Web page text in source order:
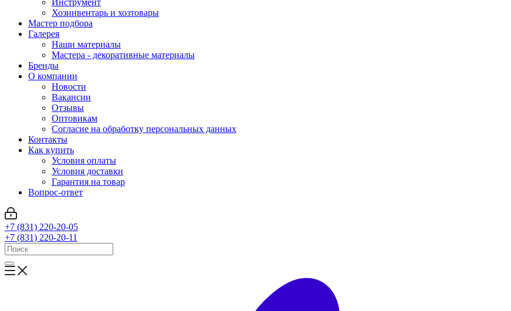
Инструмент
Хозинвентарь и хозтовары
Мастер подбора
Галерея
Наши материалы
Мастера - декоративные материалы
Бренды
О компании
Новости
Вакансии
Отзывы
Оптовикам
Cогласие на обработку персональных данных
Контакты
Как купить
Условия оплаты
Условия доставки
Гарантия на товар
Вопрос-ответ
+7 (831) 220-20-05
+7 (831) 220-20-11